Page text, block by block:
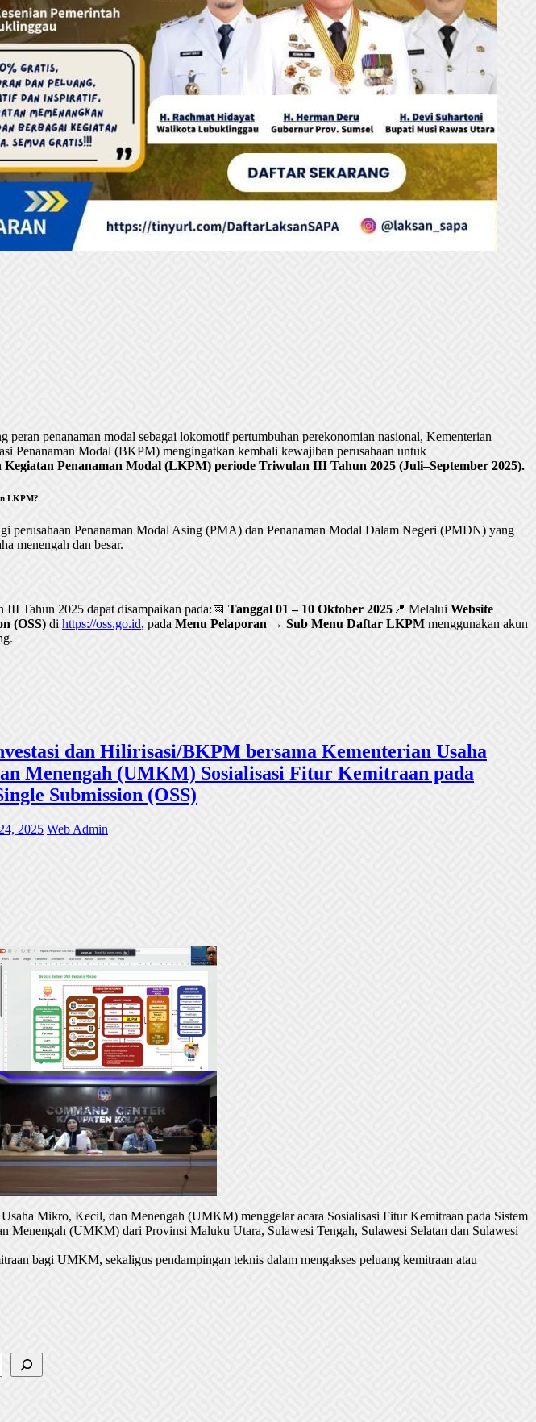
peran penanaman modal sebagai lokomotif pertumbuhan perekonomian nasional, Kementerian
Penanaman Modal (BKPM) mengingatkan kembali kewajiban perusahaan untuk
Penanaman Modal (LKPM) periode Triwulan III Tahun 2025 (Juli–September 2025).
LKPM?
perusahaan Penanaman Modal Asing (PMA) dan Penanaman Modal Dalam Negeri (PMDN) yang
menengah dan besar.
Tahun 2025 dapat disampaikan pada:📅 Tanggal 01 – 10 Oktober 2025 📍 Melalui Website
(OSS) di https://oss.go.id, pada Menu Pelaporan → Sub Menu Daftar LKPM menggunakan akun
dan Hilirisasi/BKPM bersama Kementerian Usaha
Menengah (UMKM) Sosialisasi Fitur Kemitraan pada
Submission (OSS)
2025 Web Admin
Mikro, Kecil, dan Menengah (UMKM) menggelar acara Sosialisasi Fitur Kemitraan pada Sistem
(UMKM) dari Provinsi Maluku Utara, Sulawesi Tengah, Sulawesi Selatan dan Sulawesi
bagi UMKM, sekaligus pendampingan teknis dalam mengakses peluang kemitraan atau